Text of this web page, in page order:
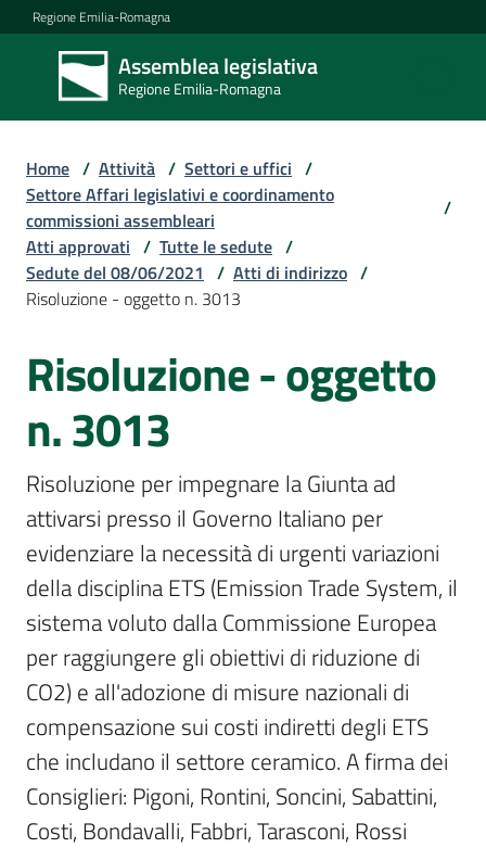
Vai al contenuto
Vai alla navigazione
Vai al footer
Regione Emilia-Romagna
Assemblea legislativa
Regione Emilia-Romagna
Assemblea
legislativa
Regione Emilia-
Assemblea
Per
i
media
Per
i
cittadini
Home / Attività / Settori e uffici /
Settore Affari legislativi e coordinamento
commissioni assembleari
/
Atti approvati / Tutte le sedute /
Sedute del 08/06/2021 / Atti di indirizzo /
Risoluzione - oggetto n. 3013
Risoluzione - oggetto
n. 3013
Risoluzione per impegnare la Giunta ad
attivarsi presso il Governo Italiano per
evidenziare la necessità di urgenti variazioni
della disciplina ETS (Emission Trade System, il
sistema voluto dalla Commissione Europea
per raggiungere gli obiettivi di riduzione di
CO2) e all'adozione di misure nazionali di
compensazione sui costi indiretti degli ETS
che includano il settore ceramico. A firma dei
Consiglieri: Pigoni, Rontini, Soncini, Sabattini,
Costi, Bondavalli, Fabbri, Tarasconi, Rossi